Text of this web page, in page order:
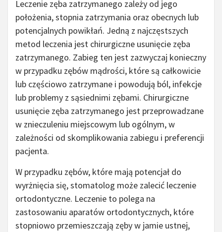
Leczenie zęba zatrzymanego zależy od jego
położenia, stopnia zatrzymania oraz obecnych lub
potencjalnych powikłań. Jedną z najczęstszych
metod leczenia jest chirurgiczne usunięcie zęba
zatrzymanego. Zabieg ten jest zazwyczaj konieczny
w przypadku zębów mądrości, które są całkowicie
lub częściowo zatrzymane i powodują ból, infekcje
lub problemy z sąsiednimi zębami. Chirurgiczne
usunięcie zęba zatrzymanego jest przeprowadzane
w znieczuleniu miejscowym lub ogólnym, w
zależności od skomplikowania zabiegu i preferencji
pacjenta.
W przypadku zębów, które mają potencjał do
wyrżnięcia się, stomatolog może zalecić leczenie
ortodontyczne. Leczenie to polega na
zastosowaniu aparatów ortodontycznych, które
stopniowo przemieszczają zęby w jamie ustnej,